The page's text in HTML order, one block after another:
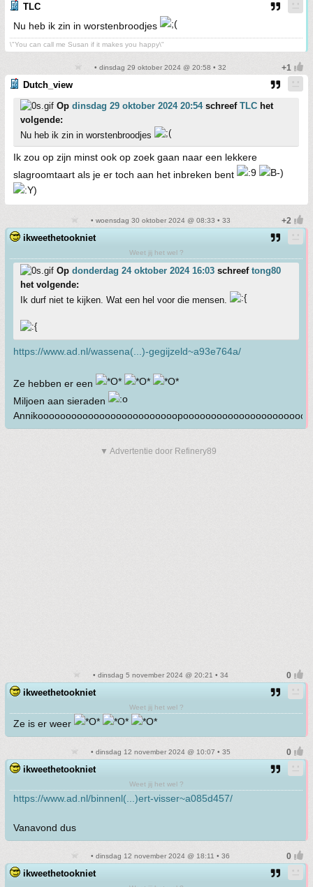
TLC
Nu heb ik zin in worstenbroodjes
\"You can call me Susan if it makes you happy\"
• dinsdag 29 oktober 2024 @ 20:58 • 32
Dutch_view
Op dinsdag 29 oktober 2024 20:54schreef TLC het
volgende:
Nu heb ik zin in worstenbroodjes
Ik zou op zijn minst ook op zoek gaan naar een lekkere
slagroomtaart als je er toch aan het inbreken bent
• woensdag 30 oktober 2024 @ 08:33 • 33
ikweethetookniet
Weet jij het wel ?
Op donderdag 24 oktober 2024 16:03 schreef tong80
het volgende:
Ik durf niet te kijken. Wat een hel voor die mensen.
https://www.ad.nl/wassena(...)-gegijzeld~a93e764a/
Ze hebben er een
Miljoen aan sieraden
▼ Advertentie door Refinery89
• dinsdag 5 november 2024 @ 20:21 • 34
ikweethetookniet
Weet jij het wel ?
Ze is er weer
• dinsdag 12 november 2024 @ 10:07 • 35
ikweethetookniet
Weet jij het wel ?
https://www.ad.nl/binnenl(...)ert-visser~a085d457/
Vanavond dus
• dinsdag 12 november 2024 @ 18:11 • 36
ikweethetookniet